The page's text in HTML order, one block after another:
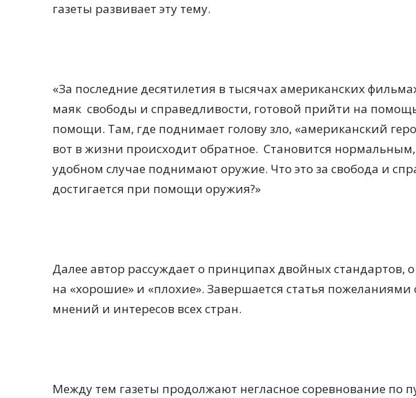
газеты развивает эту тему.
«За последние десятилетия в тысячах американских
маяк свободы и справедливости, готовой прийти на
помощи. Там, где поднимает голову зло, «американский
вот в жизни происходит обратное. Становится
удобном случае поднимают оружие. Что это за свобода и
достигается при помощи оружия?»
Далее автор рассуждает о принципах двойных стандартов,
на «хорошие» и «плохие». Завершается статья пожеланиями
мнений и интересов всех стран.
Между тем газеты продолжают негласное соревнование по